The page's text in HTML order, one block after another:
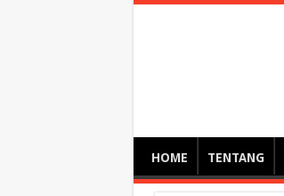
HOME TENTANG